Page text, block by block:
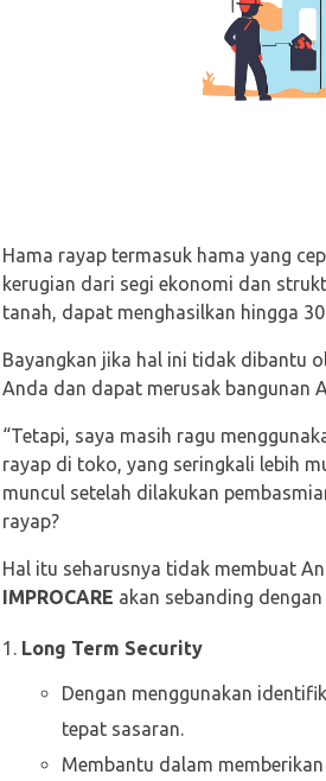
Hama rayap termasuk hama yang
kerugian dari segi ekonomi dan
tanah, dapat menghasilkan hingga
Bayangkan jika hal ini tidak dibantu
Anda dan dapat merusak bangunan
“Tetapi, saya masih ragu
rayap di toko, yang seringkali lebih
muncul setelah dilakukan
rayap?
Hal itu seharusnya tidak membuat
IMPROCARE akan sebanding
Long Term Security
Dengan menggunakan
tepat sasaran.
Membantu dalam